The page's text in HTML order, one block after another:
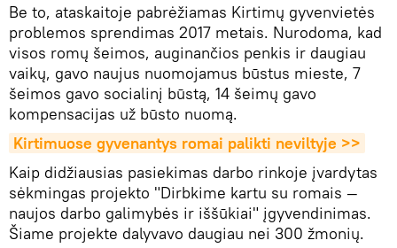
Be to, ataskaitoje pabrėžiamas Kirtimų gyvenvietės
problemos sprendimas 2017 metais. Nurodoma, kad
visos romų šeimos, auginančios penkis ir daugiau
vaikų, gavo naujus nuomojamus būstus mieste, 7
šeimos gavo socialinį būstą, 14 šeimų gavo
kompensacijas už būsto nuomą.
Kirtimuose gyvenantys romai palikti neviltyje >>
Kaip didžiausias pasiekimas darbo rinkoje įvardytas
sėkmingas projekto "Dirbkime kartu su romais —
naujos darbo galimybės ir iššūkiai" įgyvendinimas.
Šiame projekte dalyvavo daugiau nei 300 žmonių.